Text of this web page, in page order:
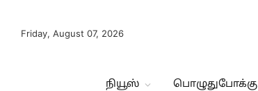
Friday, August 07, 2026
நியூஸ் பொழுதுபோக்கு